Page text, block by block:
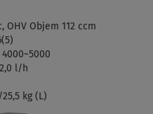
OHV Objem 112 ccm
l/h
kg (L)